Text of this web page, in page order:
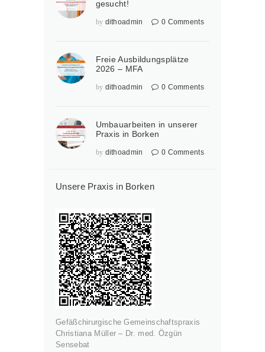
gesucht!
by dithoadmin 0 Comments
Freie Ausbildungsplätze
2026 – MFA
by dithoadmin 0 Comments
Umbauarbeiten in unserer
Praxis in Borken
by dithoadmin 0 Comments
Unsere Praxis in Borken
Gefäßchirurgische Gemeinschaftspraxis
Christiana Müller – Dr. med. Özgün
Sensebat